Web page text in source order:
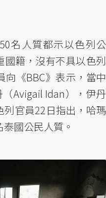
名人質都示以色列公
國籍，沒有不具以色列
《BBC》表示，當中
Avigail Idan），伊丹
官員22日指出，哈瑪
國公民人質。